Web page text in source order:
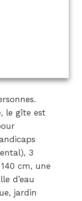
le gîte est
3
cm, une
d’eau
jardin